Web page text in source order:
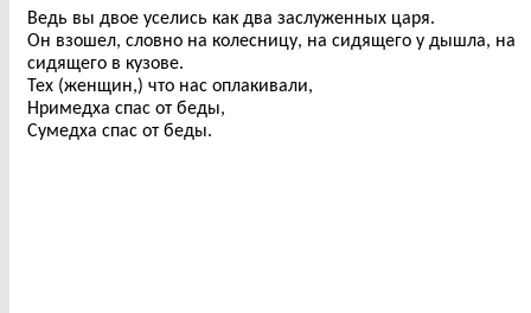
Ведь вы двое уселись как два заслуженных царя.
Он взошел, словно на колесницу, на сидящего у дышла, на
сидящего в кузове.
Тех (женщин,) что нас оплакивали,
Нримедха спас от беды,
Сумедха спас от беды.